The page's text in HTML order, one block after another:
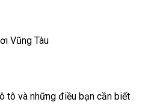
Vũng Tàu
tô và những điều bạn cần biết